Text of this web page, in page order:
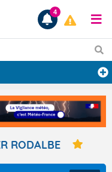
4
RODALBE